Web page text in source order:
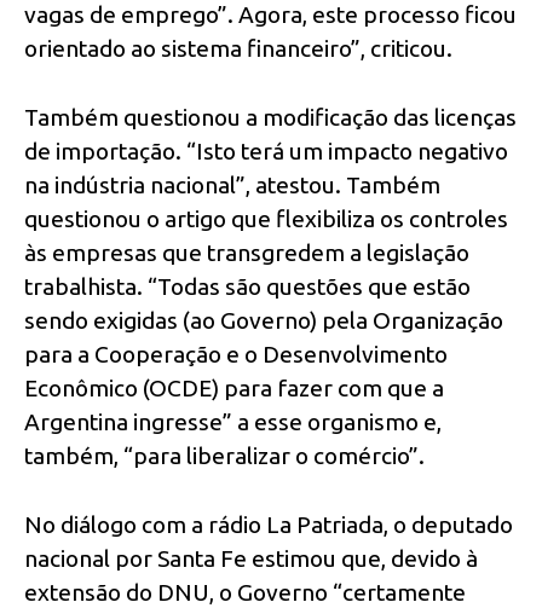
vagas de emprego”. Agora, este processo ficou
orientado ao sistema financeiro”, criticou.
Também questionou a modificação das licenças
de importação. “Isto terá um impacto negativo
na indústria nacional”, atestou. Também
questionou o artigo que flexibiliza os controles
às empresas que transgredem a legislação
trabalhista. “Todas são questões que estão
sendo exigidas (ao Governo) pela Organização
para a Cooperação e o Desenvolvimento
Econômico (OCDE) para fazer com que a
Argentina ingresse” a esse organismo e,
também, “para liberalizar o comércio”.
No diálogo com a rádio La Patriada, o deputado
nacional por Santa Fe estimou que, devido à
extensão do DNU, o Governo “certamente